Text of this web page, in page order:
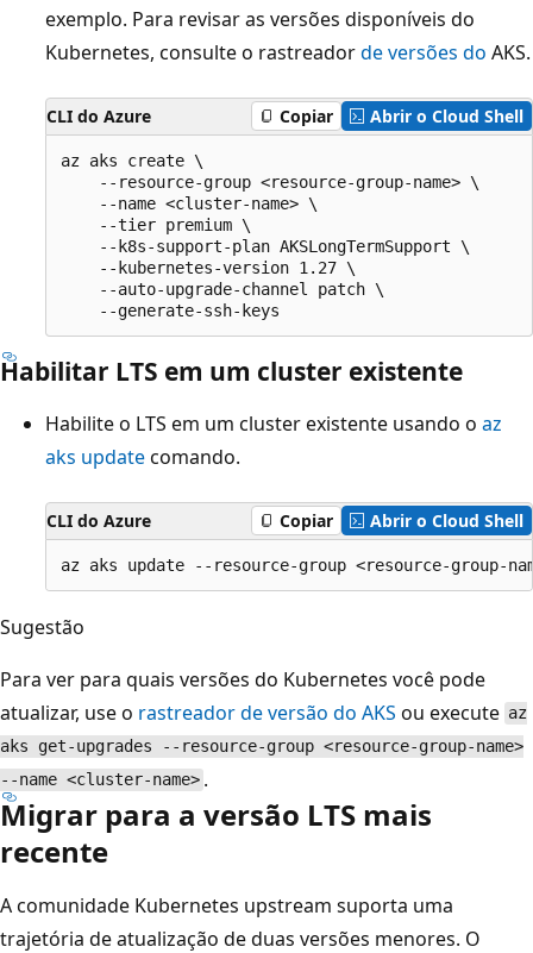
exemplo. Para revisar as versões disponíveis do
Kubernetes, consulte o rastreadorde versões do AKS.
CLI do Azure Copiar Abrir o Cloud Shell
az aks create \
    --resource-group <resource-group-name> \
    --name <cluster-name> \
    --tier premium \
    --k8s-support-plan AKSLongTermSupport \
    --kubernetes-version 1.27 \
    --auto-upgrade-channel patch \
Habilitar LTS em um cluster existente
Habilite o LTS em um cluster existente usando o az
aks updatecomando.
CLI do Azure Copiar Abrir o Cloud Shell
Sugestão
Para ver para quais versões do Kubernetes você pode
atualizar, use o rastreador de versão do AKS ou execute az
aks get-upgrades --resource-group <resource-group-name>
--name <cluster-name> .
Migrar para a versão LTS mais
recente
A comunidade Kubernetes upstream suporta uma
trajetória de atualização de duas versões menores. O